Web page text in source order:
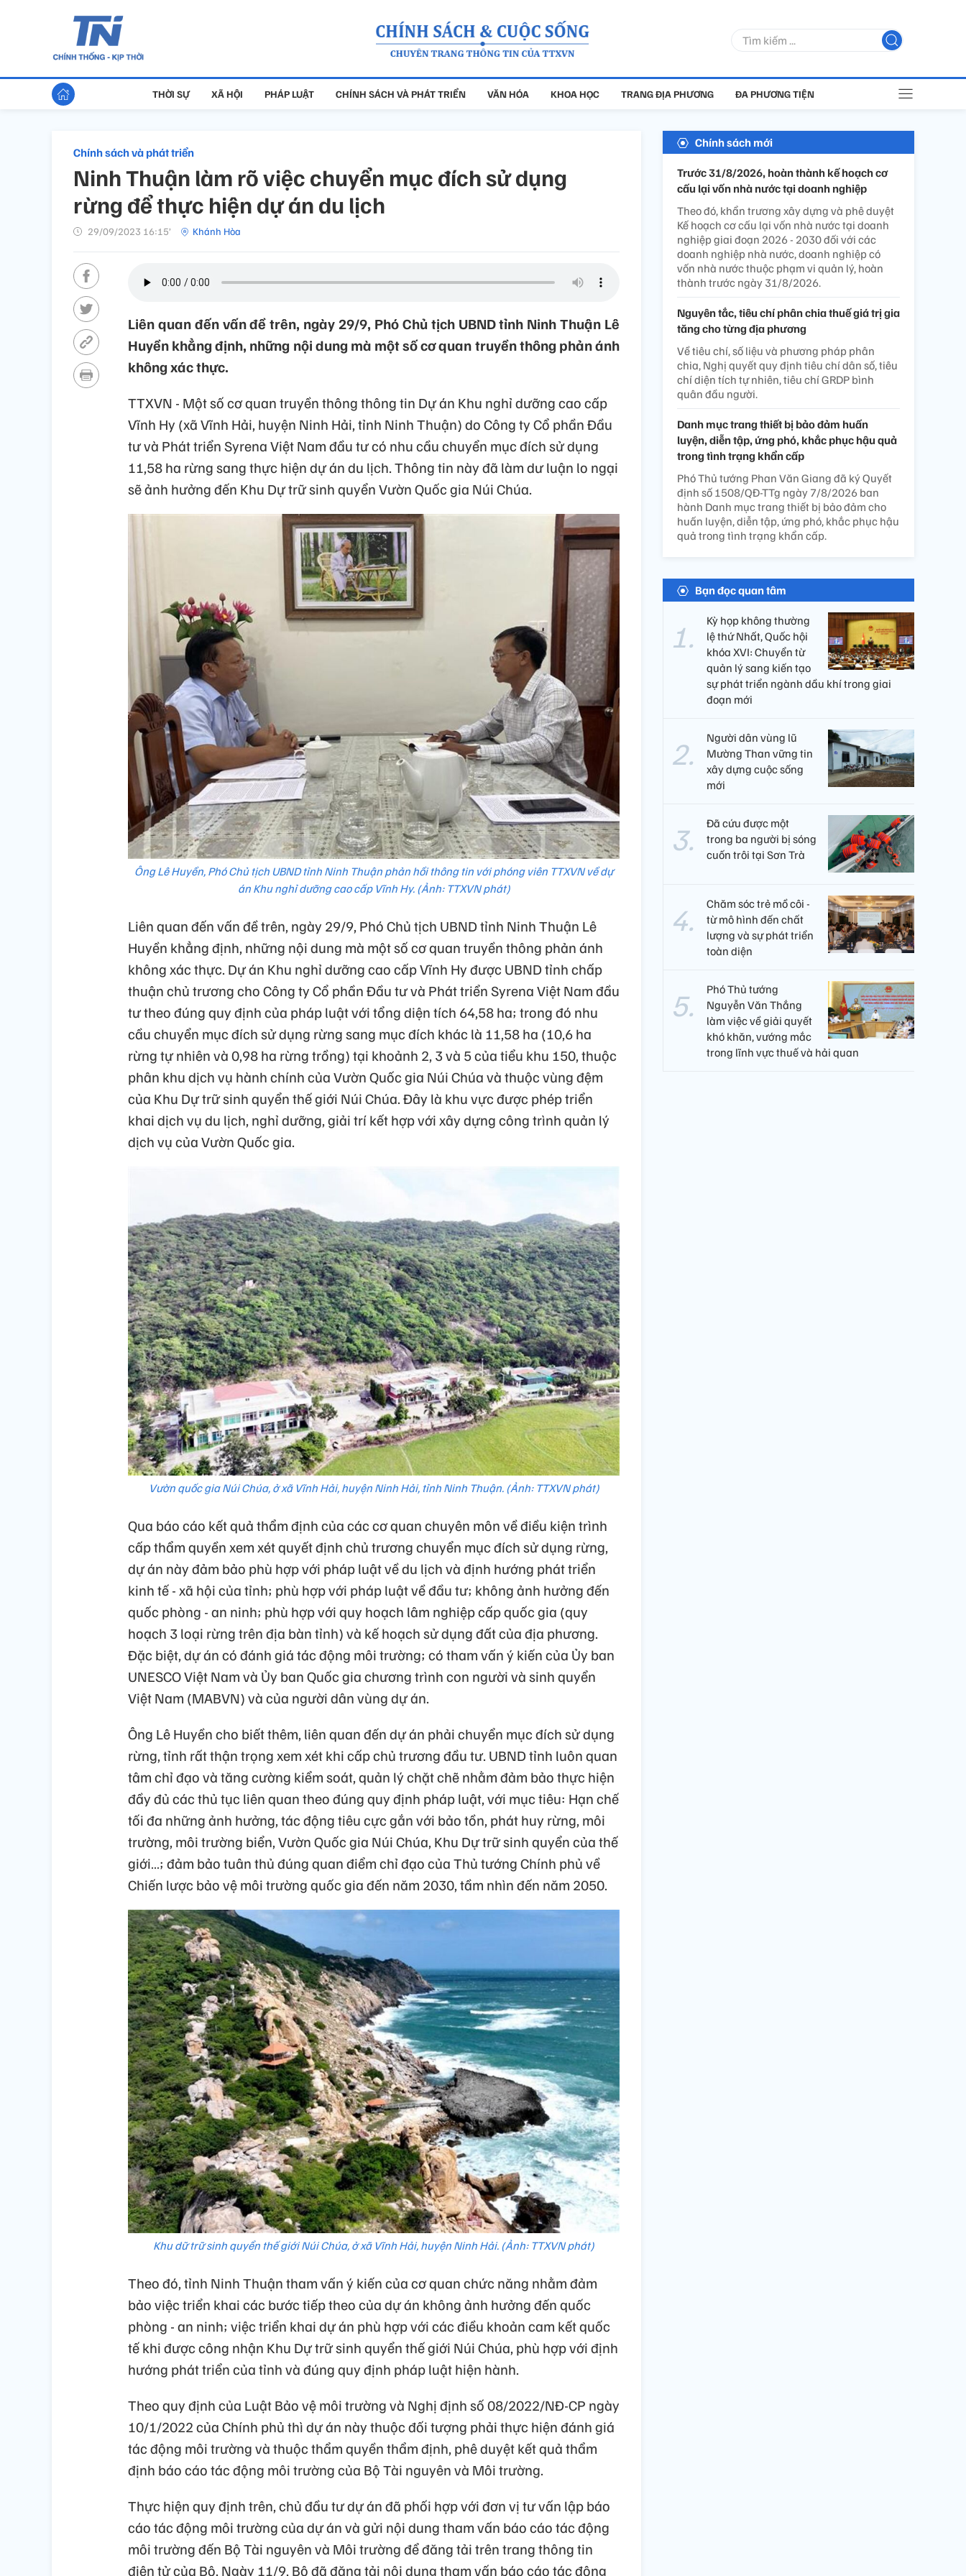
THỜI SỰ XÃ HỘI PHÁP LUẬT CHÍNH SÁCH VÀ PHÁT TRIỂN VĂN HÓA KHOA HỌC TRANG ĐỊA PHƯƠNG ĐA PHƯƠNG TIỆN
Chính sách và phát triển
Ninh Thuận làm rõ việc chuyển mục đích sử dụng
rừng để thực hiện dự án du lịch
29/09/2023 16:15’ Khánh Hòa
Liên quan đến vấn đề trên, ngày 29/9, Phó Chủ tịch UBND tỉnh Ninh Thuận Lê
Huyền khẳng định, những nội dung mà một số cơ quan truyền thông phản ánh
không xác thực.
TTXVN - Một số cơ quan truyền thông thông tin Dự án Khu nghỉ dưỡng cao cấp
Vĩnh Hy (xã Vĩnh Hải, huyện Ninh Hải, tỉnh Ninh Thuận) do Công ty Cổ phần Đầu
tư và Phát triển Syrena Việt Nam đầu tư có nhu cầu chuyển mục đích sử dụng
11,58 ha rừng sang thực hiện dự án du lịch. Thông tin này đã làm dư luận lo ngại
sẽ ảnh hưởng đến Khu Dự trữ sinh quyển Vườn Quốc gia Núi Chúa.
Ông Lê Huyền, Phó Chủ tịch UBND tỉnh Ninh Thuận phản hồi thông tin với phóng viên TTXVN về dự
án Khu nghỉ dưỡng cao cấp Vĩnh Hy. (Ảnh: TTXVN phát)
Liên quan đến vấn đề trên, ngày 29/9, Phó Chủ tịch UBND tỉnh Ninh Thuận Lê
Huyền khẳng định, những nội dung mà một số cơ quan truyền thông phản ánh
không xác thực. Dự án Khu nghỉ dưỡng cao cấp Vĩnh Hy được UBND tỉnh chấp
thuận chủ trương cho Công ty Cổ phần Đầu tư và Phát triển Syrena Việt Nam đầu
tư theo đúng quy định của pháp luật với tổng diện tích 64,58 ha; trong đó nhu
cầu chuyển mục đích sử dụng rừng sang mục đích khác là 11,58 ha (10,6 ha
rừng tự nhiên và 0,98 ha rừng trồng) tại khoảnh 2, 3 và 5 của tiểu khu 150, thuộc
phân khu dịch vụ hành chính của Vườn Quốc gia Núi Chúa và thuộc vùng đệm
của Khu Dự trữ sinh quyển thế giới Núi Chúa. Đây là khu vực được phép triển
khai dịch vụ du lịch, nghỉ dưỡng, giải trí kết hợp với xây dựng công trình quản lý
dịch vụ của Vườn Quốc gia.
Vườn quốc gia Núi Chúa, ở xã Vĩnh Hải, huyện Ninh Hải, tỉnh Ninh Thuận. (Ảnh: TTXVN phát)
Qua báo cáo kết quả thẩm định của các cơ quan chuyên môn về điều kiện trình
cấp thẩm quyền xem xét quyết định chủ trương chuyển mục đích sử dụng rừng,
dự án này đảm bảo phù hợp với pháp luật về du lịch và định hướng phát triển
kinh tế - xã hội của tỉnh; phù hợp với pháp luật về đầu tư; không ảnh hưởng đến
quốc phòng - an ninh; phù hợp với quy hoạch lâm nghiệp cấp quốc gia (quy
hoạch 3 loại rừng trên địa bàn tỉnh) và kế hoạch sử dụng đất của địa phương.
Đặc biệt, dự án có đánh giá tác động môi trường; có tham vấn ý kiến của Ủy ban
UNESCO Việt Nam và Ủy ban Quốc gia chương trình con người và sinh quyển
Việt Nam (MABVN) và của người dân vùng dự án.
Ông Lê Huyền cho biết thêm, liên quan đến dự án phải chuyển mục đích sử dụng
rừng, tỉnh rất thận trọng xem xét khi cấp chủ trương đầu tư. UBND tỉnh luôn quan
tâm chỉ đạo và tăng cường kiểm soát, quản lý chặt chẽ nhằm đảm bảo thực hiện
đầy đủ các thủ tục liên quan theo đúng quy định pháp luật, với mục tiêu: Hạn chế
tối đa những ảnh hưởng, tác động tiêu cực gắn với bảo tồn, phát huy rừng, môi
trường, môi trường biển, Vườn Quốc gia Núi Chúa, Khu Dự trữ sinh quyển của thế
giới…; đảm bảo tuân thủ đúng quan điểm chỉ đạo của Thủ tướng Chính phủ về
Chiến lược bảo vệ môi trường quốc gia đến năm 2030, tầm nhìn đến năm 2050.
Khu dữ trữ sinh quyển thế giới Núi Chúa, ở xã Vĩnh Hải, huyện Ninh Hải. (Ảnh: TTXVN phát)
Theo đó, tỉnh Ninh Thuận tham vấn ý kiến của cơ quan chức năng nhằm đảm
bảo việc triển khai các bước tiếp theo của dự án không ảnh hưởng đến quốc
phòng - an ninh; việc triển khai dự án phù hợp với các điều khoản cam kết quốc
tế khi được công nhận Khu Dự trữ sinh quyển thế giới Núi Chúa, phù hợp với định
hướng phát triển của tỉnh và đúng quy định pháp luật hiện hành.
Theo quy định của Luật Bảo vệ môi trường và Nghị định số 08/2022/NĐ-CP ngày
10/1/2022 của Chính phủ thì dự án này thuộc đối tượng phải thực hiện đánh giá
tác động môi trường và thuộc thẩm quyền thẩm định, phê duyệt kết quả thẩm
định báo cáo tác động môi trường của Bộ Tài nguyên và Môi trường.
Thực hiện quy định trên, chủ đầu tư dự án đã phối hợp với đơn vị tư vấn lập báo
cáo tác động môi trường của dự án và gửi nội dung tham vấn báo cáo tác động
môi trường đến Bộ Tài nguyên và Môi trường để đăng tải trên trang thông tin
điện tử của Bộ. Ngày 11/9, Bộ đã đăng tải nội dung tham vấn báo cáo tác động
Chính sách mới
Trước 31/8/2026, hoàn thành kế hoạch cơ
cấu lại vốn nhà nước tại doanh nghiệp
Theo đó, khẩn trương xây dựng và phê duyệt
Kế hoạch cơ cấu lại vốn nhà nước tại doanh
nghiệp giai đoạn 2026 - 2030 đối với các
doanh nghiệp nhà nước, doanh nghiệp có
vốn nhà nước thuộc phạm vi quản lý, hoàn
thành trước ngày 31/8/2026.
Nguyên tắc, tiêu chí phân chia thuế giá trị gia
tăng cho từng địa phương
Về tiêu chí, số liệu và phương pháp phân
chia, Nghị quyết quy định tiêu chí dân số, tiêu
chí diện tích tự nhiên, tiêu chí GRDP bình
quân đầu người.
Danh mục trang thiết bị bảo đảm huấn
luyện, diễn tập, ứng phó, khắc phục hậu quả
trong tình trạng khẩn cấp
Phó Thủ tướng Phan Văn Giang đã ký Quyết
định số 1508/QĐ-TTg ngày 7/8/2026 ban
hành Danh mục trang thiết bị bảo đảm cho
huấn luyện, diễn tập, ứng phó, khắc phục hậu
quả trong tình trạng khẩn cấp.
Bạn đọc quan tâm
Kỳ họp không thường
lệ thứ Nhất, Quốc hội
khóa XVI: Chuyển từ
quản lý sang kiến tạo
sự phát triển ngành dầu khí trong giai
đoạn mới
Người dân vùng lũ
Mường Than vững tin
xây dựng cuộc sống
mới
Đã cứu được một
trong ba người bị sóng
cuốn trôi tại Sơn Trà
Chăm sóc trẻ mồ côi -
từ mô hình đến chất
lượng và sự phát triển
toàn diện
Phó Thủ tướng
Nguyễn Văn Thắng
làm việc về giải quyết
khó khăn, vướng mắc
trong lĩnh vực thuế và hải quan